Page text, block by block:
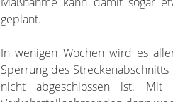
geplant.
In wenigen Wochen wird es
Sperrung des
nicht abgeschlossen ist.